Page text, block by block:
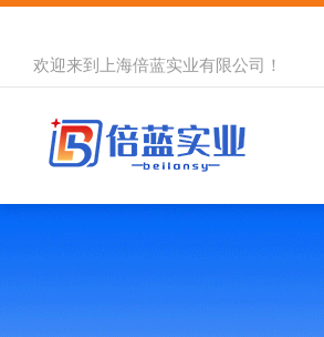
欢迎来到 上海倍蓝实业有限公司 ！